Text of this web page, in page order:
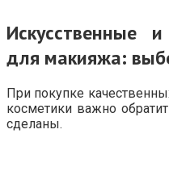
Искусственные
для макияжа:
При покупке
косметики важно
сделаны.